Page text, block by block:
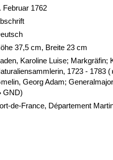
Februar 1762
37,5 cm, Breite 23 cm
Karoline Luise; Markgräfin;
1723 - 1783 (
Georg Adam;
GND)
de-France, Département